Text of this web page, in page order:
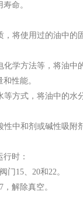
命。
将使用过的油中
学方法等，将油
性能。
方式，将油中的
中和剂或碱性吸
时：
15、20和22。
解除真空。